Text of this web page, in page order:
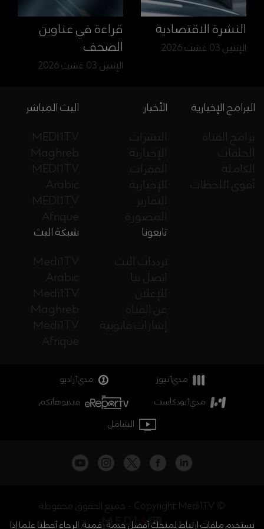
النشرة الاقتصادية
الإثنين 03 غشت 2026
قراءة في عناوين
الصحف
الإثنين 03 غشت 2026
البث المباشر
MEDI1TV
Maghreb
MEDI1TV
Arabic
MEDI1TV
Afrique
الأخبار
النشرات
الإخبارية
الفقرات
الإخبارية
التقارير
المصورة
البرامج الإخبارية
برامج القناة
الحلقات
الكاملة
أقوى اللحظات
شبكة البث
Medi1TV
Arabic
Medi1TV
Maghreb
Medi1TV
Afrique
تابعونا
ترددات البث
اتصل بنا
للإعلان
عن القناة
إشارات قانونية
مدي1نيوز
مدي1راديو
مدي1بودكاست
فيديوهاتكم
الشامل
جميع الحقوق محفوظة - Copyright Medi1TV ©
نستخدم ملفات ارتباط لمنحك أفضل خدمة رقمية. الرجاء أحطنا علما إذا